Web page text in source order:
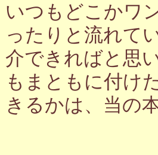
いつもどこかワ
ったりと流れて
介できればと思
もまともに付け
きるかは、当の